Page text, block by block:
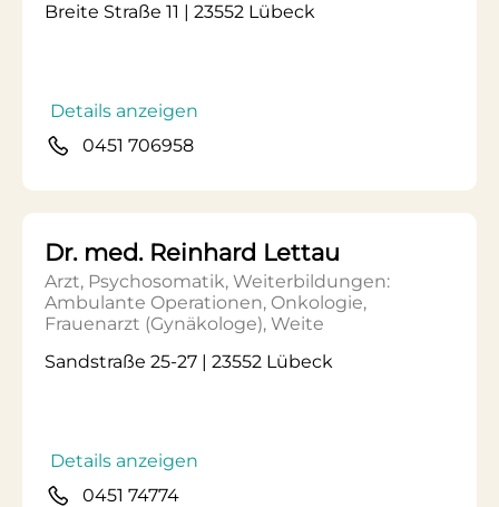
Breite Straße 11 | 23552 Lübeck
Details anzeigen
0451 706958
Dr. med. Reinhard Lettau
Arzt, Psychosomatik, Weiterbildungen:
Ambulante Operationen, Onkologie,
Frauenarzt (Gynäkologe), Weite
Sandstraße 25-27 | 23552 Lübeck
Details anzeigen
0451 74774